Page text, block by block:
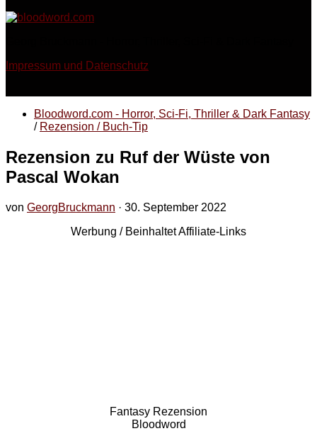
Impressum und Datenschutz
Bloodword.com - Horror, Sci-Fi, Thriller & Dark Fantasy
/ Rezension / Buch-Tip
Rezension zu Ruf der Wüste von
Pascal Wokan
von GeorgBruckmann · 30. September 2022
Werbung / Beinhaltet Affiliate-Links
Fantasy Rezension
Bloodword